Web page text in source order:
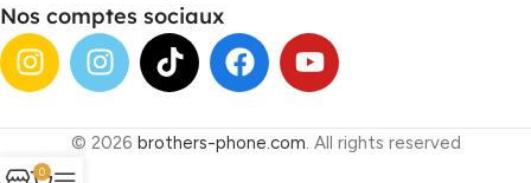
Nos comptes sociaux
© 2026 brothers-phone.com . All rights reserved
0